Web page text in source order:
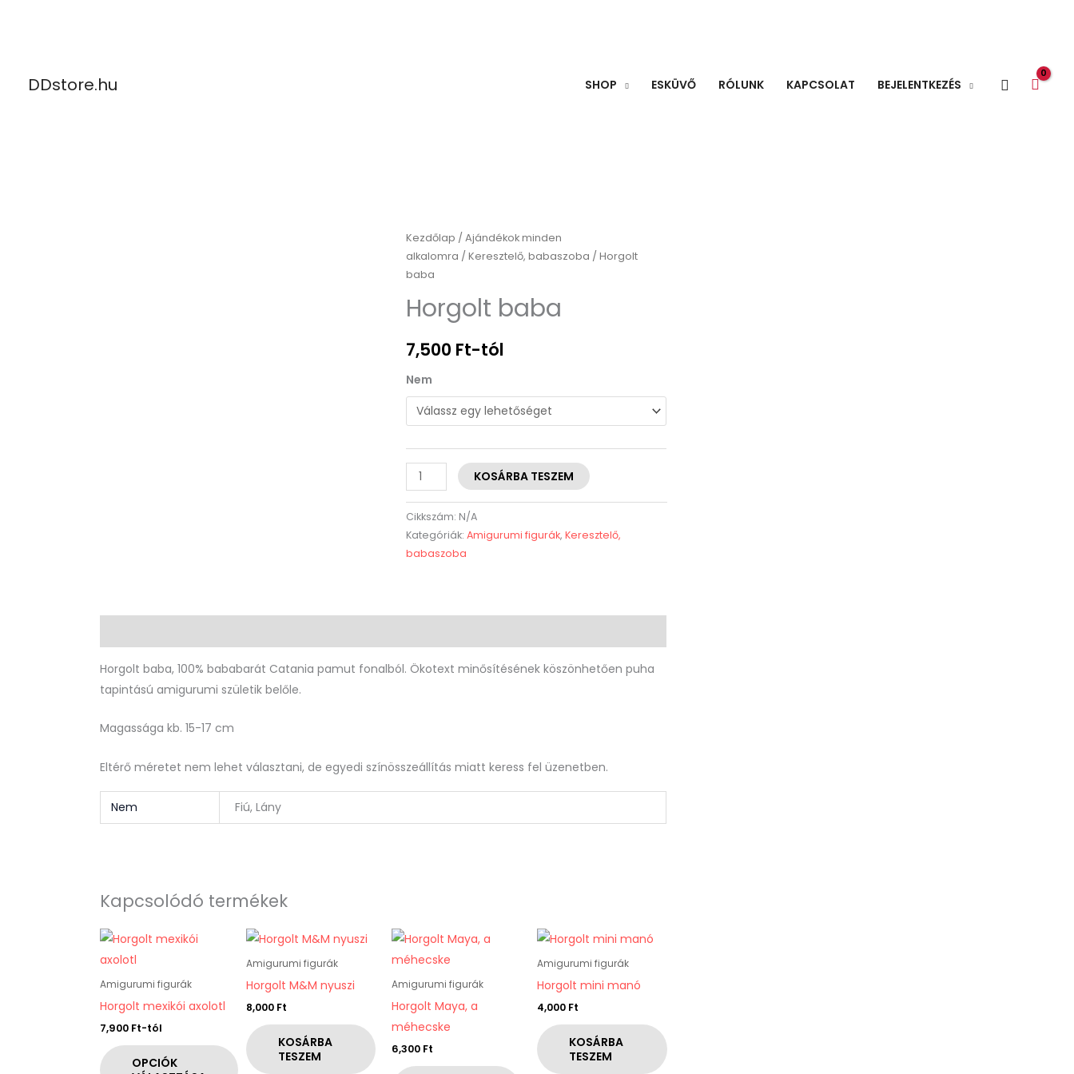
DDstore.hu SHOP ESKÜVŐ RÓLUNK KAPCSOLAT BEJELENTKEZÉS Search
Kezdőlap /Ajándékok minden
alkalomra /Keresztelő, babaszoba / Horgolt
baba
Horgolt baba
7,500 Ft-tól
Nem
Horgolt
baba
mennyiség
KOSÁRBA TESZEM
Cikkszám: N/A
Kategóriák:Amigurumi figurák,Keresztelő,
babaszoba
Horgolt baba, 100% bababarát Catania pamut fonalból. Ökotext minősítésének köszönhetően puha
tapintású amigurumi születik belőle.
Magassága kb. 15-17 cm
Eltérő méretet nem lehet választani, de egyedi színösszeállítás miatt keress fel üzenetben.
Nem Fiú, Lány
Kapcsolódó termékek
Amigurumi figurák
Horgolt mexikói axolotl
7,900 Ft-tól
OPCIÓK
Ennek
a
terméknek
több
variációja
A
Amigurumi figurák
Horgolt M&M nyuszi
8,000 Ft
KOSÁRBA
TESZEM
Amigurumi figurák
Horgolt Maya, a
méhecske
6,300 Ft
Amigurumi figurák
Horgolt mini manó
4,000 Ft
KOSÁRBA
TESZEM